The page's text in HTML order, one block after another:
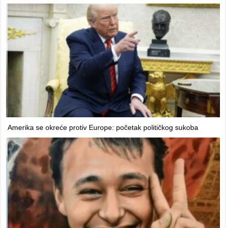
Amerika se okreće protiv Europe: početak političkog sukoba